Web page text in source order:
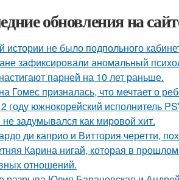
обновления на
истории не было подпольного
зафиксировали аномальный
парней на 10 лет раньше.
Гомес призналась, что мечтает о
году южнокорейский исполнитель
задумывался как мировой хит.
ди каприо и Виттория черетти,
Карина нигай, которая в
отношений.